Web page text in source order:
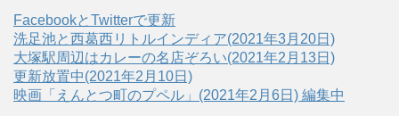
FacebookとTwitterで更新
洗足池と西葛西リトルインディア(2021年3月20日)
大塚駅周辺はカレーの名店ぞろい(2021年2月13日)
更新放置中(2021年2月10日)
映画「えんとつ町のプペル」(2021年2月6日) 編集中